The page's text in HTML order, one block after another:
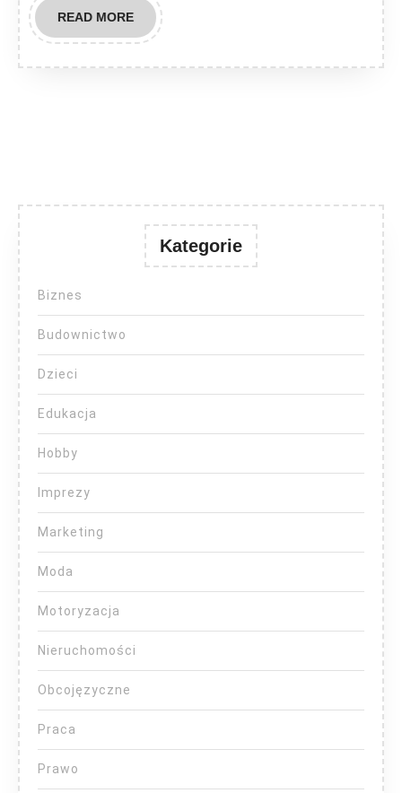
READ MOREREAD
MORE
Kategorie
Biznes
Budownictwo
Dzieci
Edukacja
Hobby
Imprezy
Marketing
Moda
Motoryzacja
Nieruchomości
Obcojęzyczne
Praca
Prawo